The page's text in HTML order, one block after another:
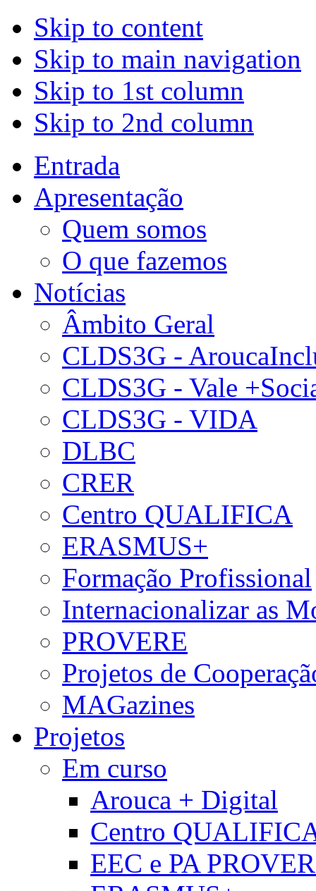
Skip to content
Skip to main navigation
Skip to 1st column
Skip to 2nd column
Entrada
Apresentação
Quem somos
O que fazemos
Notícias
Âmbito Geral
CLDS3G -
CLDS3G - Vale
CLDS3G - VIDA
DLBC
CRER
Centro QUALIFICA
ERASMUS+
Formação Profissional
Internacionalizar as
PROVERE
Projetos de
MAGazines
Projetos
Em curso
Arouca + Digital
Centro
EEC e PA